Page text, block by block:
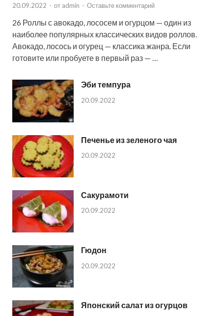
20.09.2022 - от admin - Оставьте комментарий
26 Роллы с авокадо, лососем и огурцом — один из
наиболее популярных классических видов роллов.
Авокадо, лосось и огурец — классика жанра. Если
готовите или пробуете в первый раз — …
Эби темпура
20.09.2022
Печенье из зеленого чая
20.09.2022
Сакурамоти
20.09.2022
Гюдон
20.09.2022
Японский салат из огурцов